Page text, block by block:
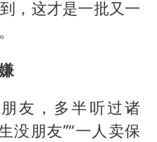
，这才是一批又一
友，多半听过诸
没朋友”“一人卖保